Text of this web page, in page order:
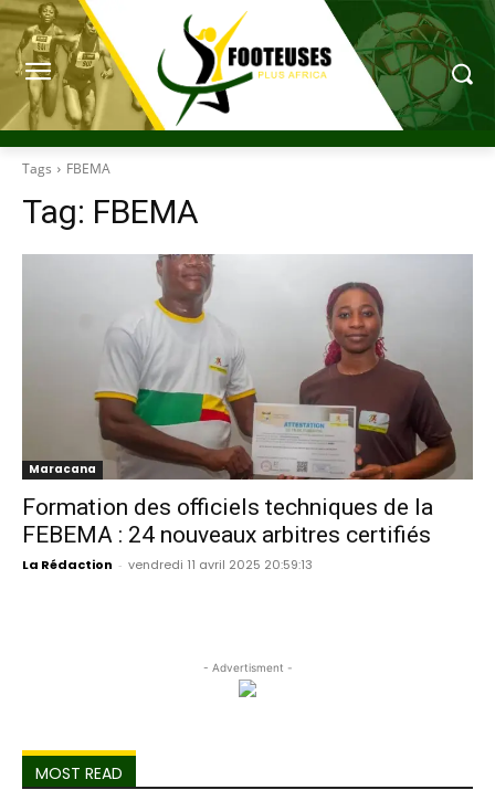
Tags FBEMA
Tag: FBEMA
Maracana
Formation des officiels techniques de la
FEBEMA : 24 nouveaux arbitres certifiés
La Rédaction - vendredi 11 avril 2025 20:59:13
- Advertisment -
MOST READ